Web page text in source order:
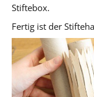
Stiftebox.
Fertig ist der